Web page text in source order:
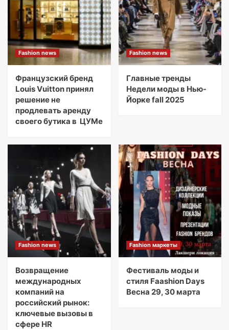
Fashion news
Французский бренд
Louis Vuitton принял
решение не
продлевать аренду
своего бутика в ЦУМе
Fashion news
Главные тренды
Недели моды в Нью-
Йорке fall 2025
Fashion news
Возвращение
международных
компаний на
российский рынок:
ключевые вызовы в
сфере HR
Fashion маркеты
Фестиваль моды и
стиля Faashion Days
Весна 29, 30 марта